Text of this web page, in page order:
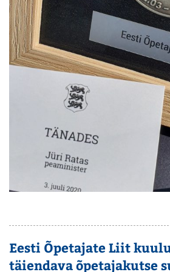
Eesti Õpetajate Liit
täiendava õpetajakutse